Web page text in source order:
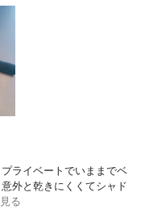
ライベートでいままでベ
外と乾きにくくてシャド
る